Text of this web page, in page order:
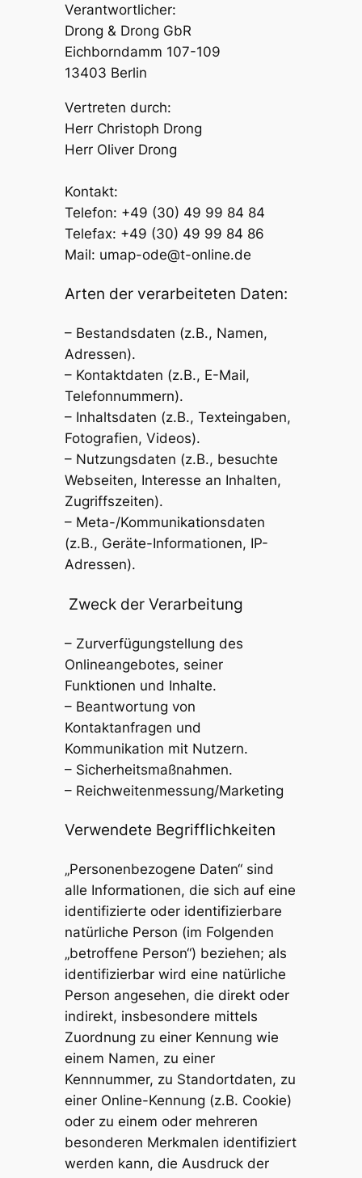
Verantwortlicher:
Drong & Drong GbR
Eichborndamm 107-109
13403 Berlin
Vertreten durch:
Herr Christoph Drong
Herr Oliver Drong
Kontakt:
Telefon: +49 (30) 49 99 84 84
Telefax: +49 (30) 49 99 84 86
Mail: umap-ode@t-online.de
Arten der verarbeiteten Daten:
– Bestandsdaten (z.B., Namen,
Adressen).
– Kontaktdaten (z.B., E-Mail,
Telefonnummern).
– Inhaltsdaten (z.B., Texteingaben,
Fotografien, Videos).
– Nutzungsdaten (z.B., besuchte
Webseiten, Interesse an Inhalten,
Zugriffszeiten).
– Meta-/Kommunikationsdaten
(z.B., Geräte-Informationen, IP-
Adressen).
Zweck der Verarbeitung
– Zurverfügungstellung des
Onlineangebotes, seiner
Funktionen und Inhalte.
– Beantwortung von
Kontaktanfragen und
Kommunikation mit Nutzern.
– Sicherheitsmaßnahmen.
– Reichweitenmessung/Marketing
Verwendete Begrifflichkeiten
„Personenbezogene Daten“ sind
alle Informationen, die sich auf eine
identifizierte oder identifizierbare
natürliche Person (im Folgenden
„betroffene Person“) beziehen; als
identifizierbar wird eine natürliche
Person angesehen, die direkt oder
indirekt, insbesondere mittels
Zuordnung zu einer Kennung wie
einem Namen, zu einer
Kennnummer, zu Standortdaten, zu
einer Online-Kennung (z.B. Cookie)
oder zu einem oder mehreren
besonderen Merkmalen identifiziert
werden kann, die Ausdruck der